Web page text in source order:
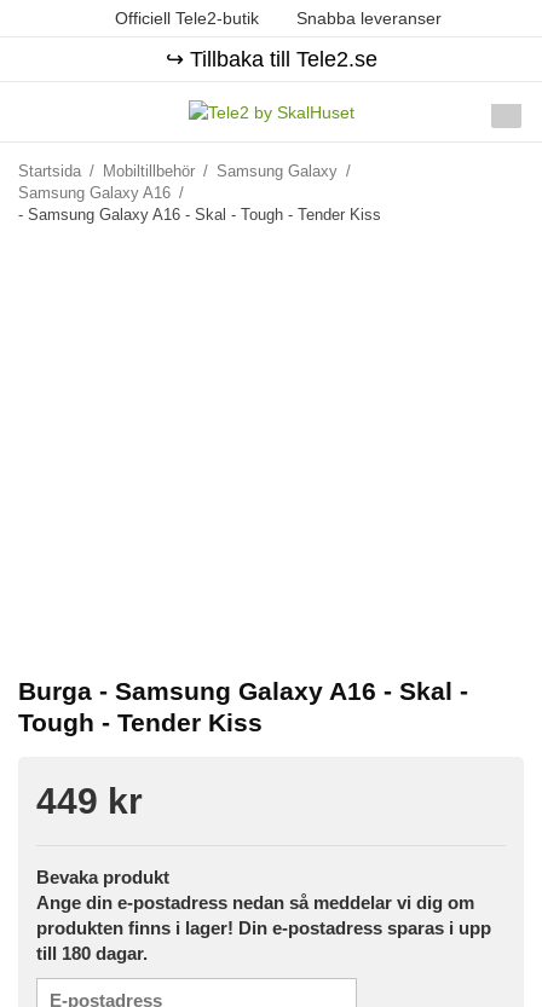
Officiell Tele2-butik Snabba leveranser
↪️ Tillbaka till Tele2.se
Startsida / Mobiltillbehör / Samsung Galaxy /
Samsung Galaxy A16 /
- Samsung Galaxy A16 - Skal - Tough - Tender Kiss
Burga - Samsung Galaxy A16 - Skal -
Tough - Tender Kiss
449 kr
Bevaka produkt
Ange din e-postadress nedan så meddelar vi dig om
produkten finns i lager! Din e-postadress sparas i upp
till 180 dagar.